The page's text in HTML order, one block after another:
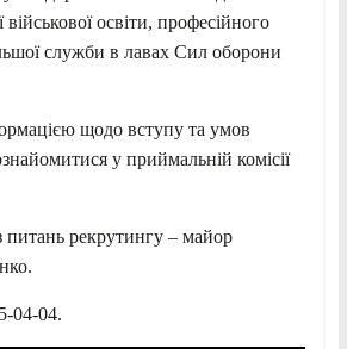
освіти, професійного
служби в лавах Сил оборони
щодо вступу та умов
у приймальній комісії
питань рекрутингу – майор
04-04.